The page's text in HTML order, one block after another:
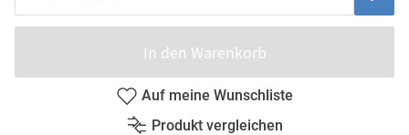
In den Warenkorb
Auf meine Wunschliste
Produkt vergleichen